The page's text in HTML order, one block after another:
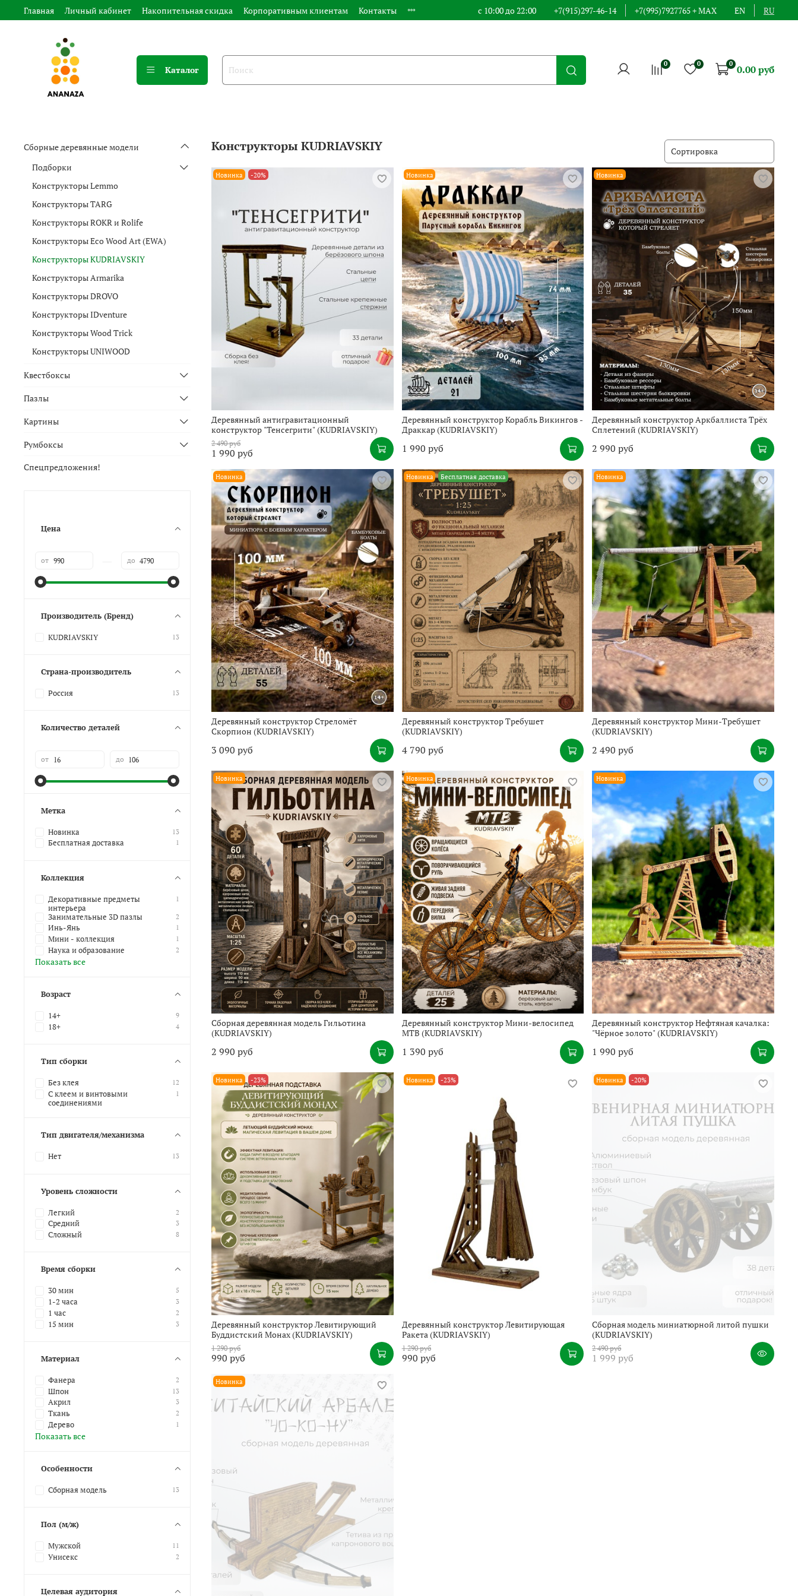
Главная Личный кабинет Накопительная скидка Корпоративным клиентам Контакты с 10:00 до 22:00 +7(915)297-46-14 +7(995)7927765 + MAX EN RU
Каталог
0 0 0 0.00 руб
Конструкторы KUDRIAVSKIY
Новинка -20%
Деревянный антигравитационный
конструктор "Тенсегрити" (KUDRIAVSKIY)
2 490 руб
1 990 руб
Новинка
Деревянный конструктор Корабль Викингов -
Драккар (KUDRIAVSKIY)
1 990 руб
Новинка
Деревянный конструктор Аркбаллиста Трёх
Сплетений (KUDRIAVSKIY)
2 990 руб
Новинка
Деревянный конструктор Стреломёт
Скорпион (KUDRIAVSKIY)
3 090 руб
Новинка Бесплатная доставка
Деревянный конструктор Требушет
(KUDRIAVSKIY)
4 790 руб
Новинка
Деревянный конструктор Мини-Требушет
(KUDRIAVSKIY)
2 490 руб
Новинка
Сборная деревянная модель Гильотина
(KUDRIAVSKIY)
2 990 руб
Новинка
Деревянный конструктор Мини-велосипед
МТВ (KUDRIAVSKIY)
1 390 руб
Новинка
Деревянный конструктор Нефтяная качалка:
"Чёрное золото" (KUDRIAVSKIY)
1 990 руб
Новинка -23%
Деревянный конструктор Левитирующий
Буддистский Монах (KUDRIAVSKIY)
1 290 руб
990 руб
Новинка -23%
Деревянный конструктор Левитирующая
Ракета (KUDRIAVSKIY)
1 290 руб
990 руб
Новинка -20%
Сборная модель миниатюрной литой пушки
(KUDRIAVSKIY)
2 490 руб
1 999 руб
Новинка
Сборные деревянные модели
Подборки
Конструкторы Lemmo
Конструкторы TARG
Конструкторы ROKR и Rolife
Конструкторы Eco Wood Art (EWA)
Конструкторы KUDRIAVSKIY
Конструкторы Armarika
Конструкторы DROVO
Конструкторы IDventure
Конструкторы Wood Trick
Конструкторы UNIWOOD
Квестбоксы
Пазлы
Картины
Румбоксы
Спецпредложения!
Цена
от до
Производитель (Бренд)
KUDRIAVSKIY 13
Страна-производитель
Россия 13
Количество деталей
от до
Метка
Новинка 13
Бесплатная доставка 1
Коллекция
Декоративные предметы
интерьера
1
Занимательные 3D пазлы 2
Инь-Янь 1
Мини - коллекция 1
Наука и образование 2
Показать все
Возраст
14+ 9
18+ 4
Тип сборки
Без клея 12
С клеем и винтовыми
соединениями
1
Тип двигателя/механизма
Нет 13
Уровень сложности
Легкий 2
Средний 3
Сложный 8
Время сборки
30 мин 5
1-2 часа 3
1 час 2
15 мин 3
Материал
Фанера 2
Шпон 13
Акрил 3
Ткань 2
Дерево 1
Показать все
Особенности
Сборная модель 13
Пол (м/ж)
Мужской 11
Унисекс 2
Целевая аудитория